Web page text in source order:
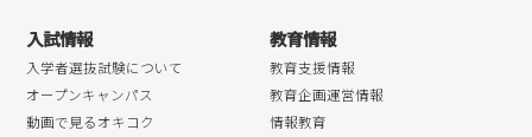
入試情報
入学者選抜試験について
オープンキャンパス
動画で見るオキコク
教育情報
教育支援情報
教育企画運営情報
情報教育